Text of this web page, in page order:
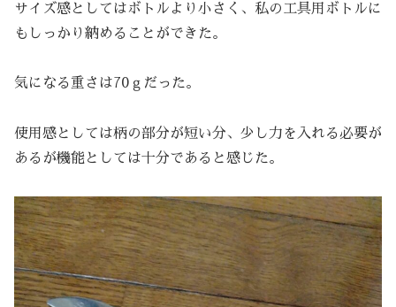
サイズ感としてはボトルより小さく、私の工具用ボトルに
もしっかり納めることができた。
気になる重さは70ｇだった。
使用感としては柄の部分が短い分、少し力を入れる必要が
あるが機能としては十分であると感じた。